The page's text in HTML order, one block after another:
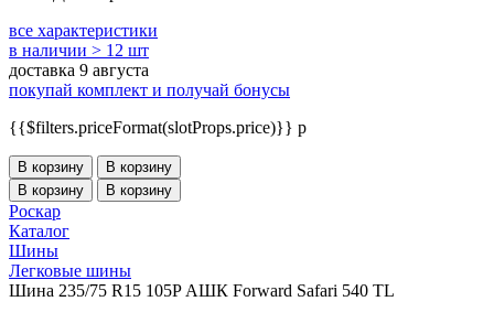
все характеристики
в наличии > 12 шт
доставка 9 августа
покупай комплект и получай бонусы
{{$filters.priceFormat(slotProps.price)}} p
В корзину
В корзину
В корзину
В корзину
Роскар
Каталог
Шины
Легковые шины
Шина 235/75 R15 105P АШК Forward Safari 540 TL